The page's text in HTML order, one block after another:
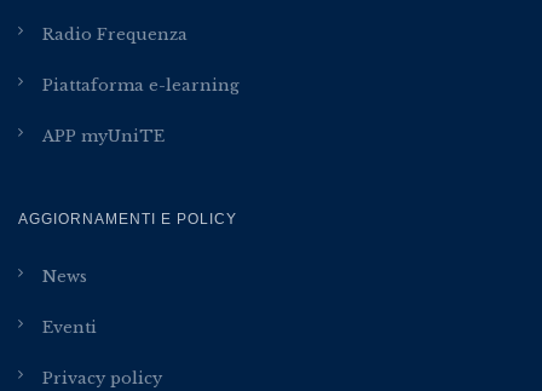
Radio Frequenza
Piattaforma e-learning
APP myUniTE
AGGIORNAMENTI E POLICY
News
Eventi
Privacy policy